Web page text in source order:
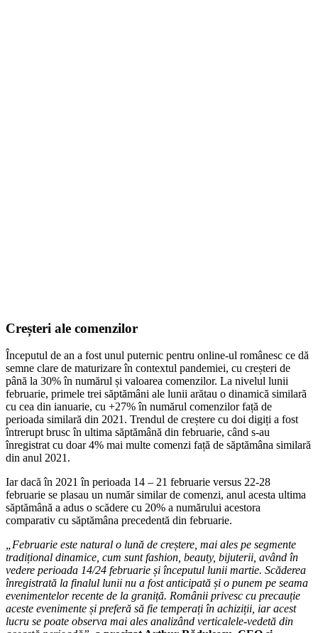
Creșteri ale comenzilor
Începutul de an a fost unul puternic pentru online-ul românesc ce dă
semne clare de maturizare în contextul pandemiei, cu creșteri de
până la 30% în numărul și valoarea comenzilor. La nivelul lunii
februarie, primele trei săptămâni ale lunii arătau o dinamică similară
cu cea din ianuarie, cu +27% în numărul comenzilor față de
perioada similară din 2021. Trendul de creștere cu doi digiți a fost
întrerupt brusc în ultima săptămână din februarie, când s-au
înregistrat cu doar 4% mai multe comenzi față de săptămâna similară
din anul 2021.
Iar dacă în 2021 în perioada 14 – 21 februarie versus 22-28
februarie se plasau un număr similar de comenzi, anul acesta ultima
săptămână a adus o scădere cu 20% a numărului acestora
comparativ cu săptămâna precedentă din februarie.
„Februarie este natural o lună de creștere, mai ales pe segmente
tradițional dinamice, cum sunt fashion, beauty, bijuterii, având în
vedere perioada 14/24 februarie și începutul lunii martie. Scăderea
înregistrată la finalul lunii nu a fost anticipată și o punem pe seama
evenimentelor recente de la graniță. Românii privesc cu precauție
aceste evenimente și preferă să fie temperați în achiziții, iar acest
lucru se poate observa mai ales analizând verticalele-vedetă din